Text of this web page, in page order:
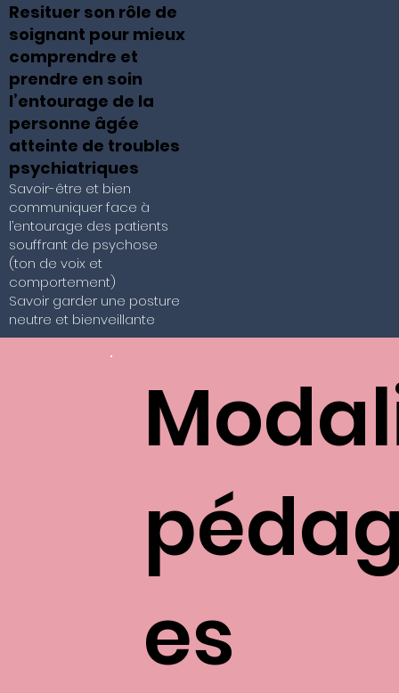
Resituer son rôle de
soignant pour mieux
comprendre et
prendre en soin
l’entourage de la
personne âgée
atteinte de troubles
psychiatriques
Savoir-être et bien
communiquer face à
l’entourage des patients
souffrant de psychose
(ton de voix et
comportement)
Savoir garder une posture
neutre et bienveillante
es